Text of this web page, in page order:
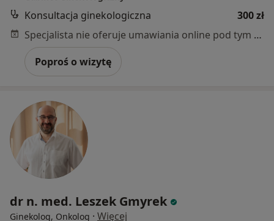
Konsultacja ginekologiczna
300 zł
Specjalista nie oferuje umawiania online pod tym adresem.
Poproś o wizytę
dr n. med. Leszek Gmyrek
Ginekolog, Onkolog · Więcej